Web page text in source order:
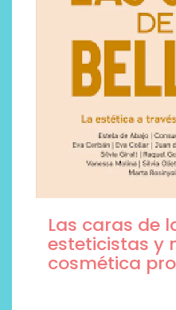
Las caras de
esteticistas y
cosmética